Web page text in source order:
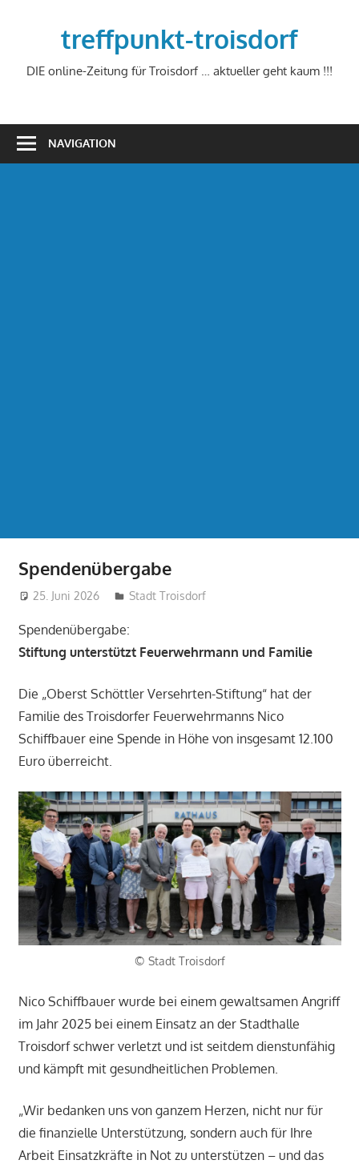
treffpunkt-troisdorf
DIE online-Zeitung für Troisdorf … aktueller geht kaum !!!
NAVIGATION
Spendenübergabe
25. Juni 2026 treffpunkt
Stadt Troisdorf
Spendenübergabe:
Stiftung unterstützt Feuerwehrmann und Familie
Die „Oberst Schöttler Versehrten-Stiftung“ hat der
Familie des Troisdorfer Feuerwehrmanns Nico
Schiffbauer eine Spende in Höhe von insgesamt 12.100
Euro überreicht.
© Stadt Troisdorf
Nico Schiffbauer wurde bei einem gewaltsamen Angriff
im Jahr 2025 bei einem Einsatz an der Stadthalle
Troisdorf schwer verletzt und ist seitdem dienstunfähig
und kämpft mit gesundheitlichen Problemen.
„Wir bedanken uns von ganzem Herzen, nicht nur für
die finanzielle Unterstützung, sondern auch für Ihre
Arbeit Einsatzkräfte in Not zu unterstützen – und das